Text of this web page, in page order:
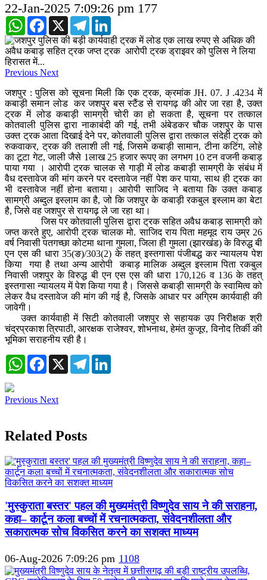
22-Jan-2025 7:09:26 pm 177
WhatsAppFacebook
X Telegram
Previous Next
जशपुर : पुलिस को सूचना मिली कि एक ट्रक, क्रमांक JH. 07. J .4234 में
कबाड़ी समान लोड कर जशपुर बस स्टैंड से रायगढ़ की ओर जा रहा है, उक्त
ट्रक में लोड कबाड़ी सामग्री चोरी का हो सकता है, सूचना पर तत्काल
कोतवाली पुलिस द्वारा नाकाबंदी की गई, तभी अंबेडकर चौक जशपुर के पास
उक्त ट्रक आता दिखाई देने पर, कोतवाली पुलिस द्वारा तत्काल संदेही ट्रक को
रुकवाकर, ट्रक की तलाशी ली गई, जिसमे कबाड़ी सामान, टीना कटिंग, लोहे
का टूटा गेट, जाली जैसे 1लाख 25 हजार रूपए का लगभग 10 टन वजनी कबाड़
पाया गया । आरोपी ट्रक चालक से गाड़ी में लोड कबाड़ी सामग्री के संबंध में
वैध दस्तावेज की मांग करने पर दस्तावेज नहीं पेश कर पाया, साथ ही ट्रक का
भी दस्तावेज नहीं होना बताया। आरोपी साजिद ने बताया कि उक्त कबाड़
सामग्री अब्दुल इस्लाम का है, जो कि जशपुर के कबाड़ी रकबुल इस्लाम का बेटा
है, जिसे वह जशपुर से रायगढ़ ले जा रहा था।
जिस पर कोतवाली पुलिस द्वारा ट्रक सहित अवैध कबाड़ सामग्री को
जप्त करते हुए, आरोपी ट्रक चालक मो. साजिद राय पिता महमूद राय उम्र 26
वर्ष निवासी पतगच्छा कोटमा थाना गुमला, जिला ही गुमला (झारखंड) के विरुद्ध बी
एन एस की धारा 35(ङ)/303(2) के तहत् इस्तगासा पंजीबद्ध कर न्यायलय पेश
किया गया है तथा अन्य आरोपी कबाड़ मालिक अब्दुल इस्लाम पिता रकबुल
निवासी जशपुर के विरुद्ध बी एन एस एस की धारा 170,126 व 136 के तहत्
इस्तगासा न्यायलय में पेश किया गया है। जिससे कबाड़ी सामग्री के स्वामित्व को
लेकर वैध दस्तावेज की मांग की गई है, जिसके आधार पर अग्रिम कार्यवाही की
जावेगी।
उक्त कार्यवाही में सिटी कोतवाली जशपुर से सहायक उप निरीक्षक श्री
चंद्रप्रकाश त्रिपाठी, आरक्षक राजेश्वर, शोभनाथ, हेमंत कुजूर, विनोद तिर्की की
भूमिका सराहनीय रही है।
WhatsAppFacebook
X Telegram
Previous Next
Related Posts
'मुस्कुराता बस्तर' पहल की मुख्यमंत्री विष्णुदेव साय ने की सराहना,
कहा– कार्टून कला बच्चों में रचनात्मकता, संवेदनशीलता और
सकारात्मक सोच विकसित करने का सशक्त माध्यम
06-Aug-2026 7:09:26 pm 1108